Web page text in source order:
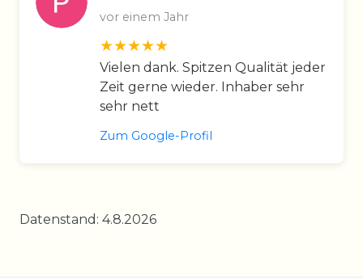
vor einem Jahr
Vielen dank. Spitzen Qualität jeder
Zeit gerne wieder. Inhaber sehr
sehr nett
Zum Google-Profil
Datenstand: 4.8.2026